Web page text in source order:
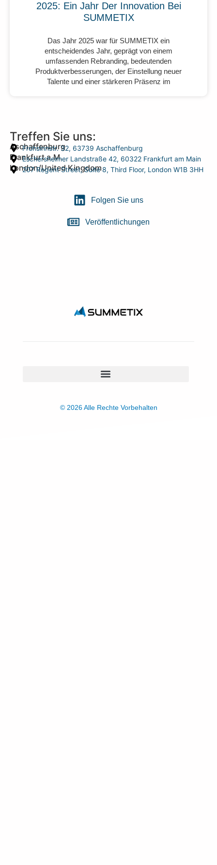
2025: Ein Jahr Der Innovation Bei
SUMMETIX
Das Jahr 2025 war für SUMMETIX ein
entscheidendes Jahr, geprägt von einem
umfassenden Rebranding, bedeutenden
Produktverbesserungen, der Einstellung neuer
Talente und einer stärkeren Präsenz im
Treffen Sie uns:
Aschaffenburg
Frohsinnstr. 32, 63739 Aschaffenburg
Frankfurt a.M.
Eschersheimer Landstraße 42, 60322 Frankfurt am Main
London/United Kingdom
207 Regent Street, Suite 8, Third Floor, London W1B 3HH
Folgen Sie uns
Veröffentlichungen
© 2026 Alle Rechte Vorbehalten